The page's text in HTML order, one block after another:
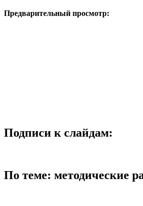
Предварительный просмотр:
Подписи к слайдам:
По теме: методические